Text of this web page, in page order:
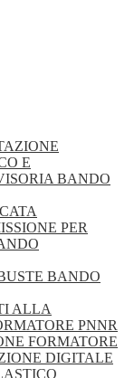
E
BANDO
PER
BANDO
ALLA
PNNR
FORMATORE
DIGITALE